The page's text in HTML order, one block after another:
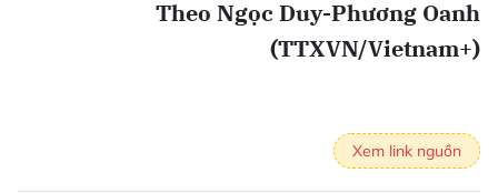
Theo Ngọc Duy-Phương Oanh
(TTXVN/Vietnam+)
Xem link nguồn